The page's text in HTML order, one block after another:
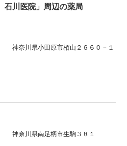
石川医院」周辺の薬局
神奈川県小田原市栢山２６６０－１
神奈川県南足柄市生駒３８１